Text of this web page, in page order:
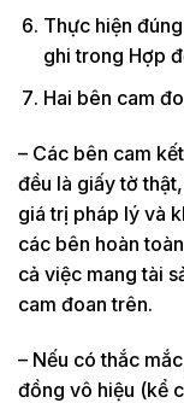
Thực hiện
ghi trong Hợp
Hai bên cam
– Các bên cam
đều là giấy tờ
giá trị pháp lý và
các bên hoàn
cả việc mang tài
cam đoan trên.
– Nếu có thắc
đồng vô hiệu (kể